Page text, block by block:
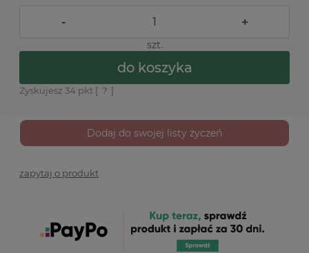
- +
szt.
do koszyka
Zyskujesz 34 pkt [ ? ]
Dodaj do swojej listy życzeń
zapytaj o produkt